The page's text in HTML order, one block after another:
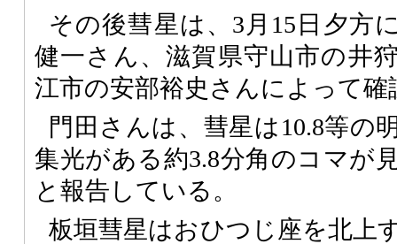
その後彗星は、3月15日夕方
健一さん、滋賀県守山市の井
江市の安部裕史さんによって確
門田さんは、彗星は10.8等の
集光がある約3.8分角のコマが
と報告している。
板垣彗星はおひつじ座を北上